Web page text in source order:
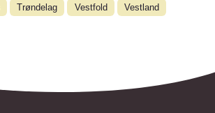
Trøndelag Vestfold Vestland